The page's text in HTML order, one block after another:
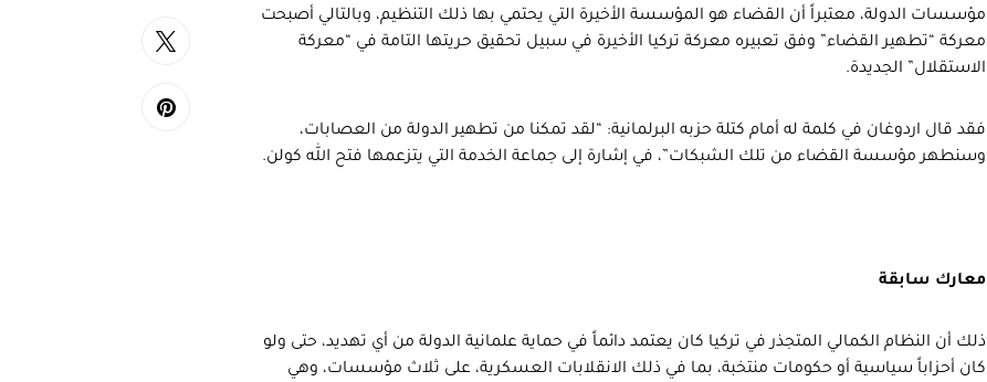
مؤسسات الدولة، معتبراً أن القضاء هو المؤسسة الأخيرة التي يحتمي بها ذلك التنظيم، وبالتالي أصبحت
معركة “تطهير القضاء” وفق تعبيره معركة تركيا الأخيرة في سبيل تحقيق حريتها التامة في “معركة
الاستقلال” الجديدة.
فقد قال اردوغان في كلمة له أمام كتلة حزبه البرلمانية: “لقد تمكنا من تطهير الدولة من العصابات،
وسنطهر مؤسسة القضاء من تلك الشبكات”، في إشارة إلى جماعة الخدمة التي يتزعمها فتح الله كولن.
معارك سابقة
ذلك أن النظام الكمالي المتجذر في تركيا كان يعتمد دائماً في حماية علمانية الدولة من أي تهديد، حتى ولو
كان أحزاباً سياسية أو حكومات منتخبة، بما في ذلك الانقلابات العسكرية، على ثلاث مؤسسات، وهي